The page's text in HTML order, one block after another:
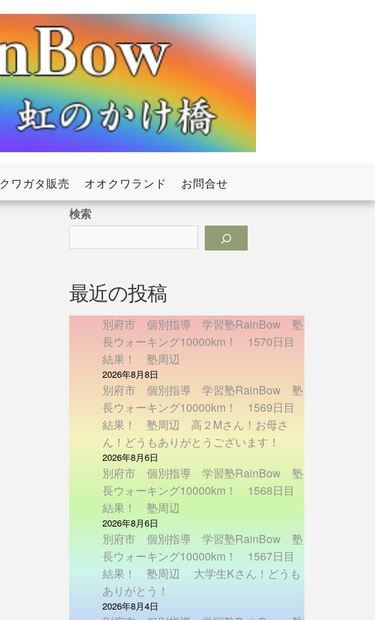
クワガタ販売 オオクワランド お問合せ
検索
最近の投稿
別府市 個別指導 学習塾RainBow 塾
長ウォーキング10000km！ 1570日目
結果！ 塾周辺
2026年8月8日
別府市 個別指導 学習塾RainBow 塾
長ウォーキング10000km！ 1569日目
結果！ 塾周辺 高２Mさん！お母さ
ん！どうもありがとうございます！
2026年8月6日
別府市 個別指導 学習塾RainBow 塾
長ウォーキング10000km！ 1568日目
結果！ 塾周辺
2026年8月6日
別府市 個別指導 学習塾RainBow 塾
長ウォーキング10000km！ 1567日目
結果！ 塾周辺 大学生Kさん！どうも
ありがとう！
2026年8月4日